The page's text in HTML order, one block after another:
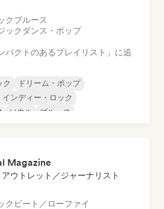
クブルース
ック ダンス・ポップ
パクトのあるプレイリスト」に追
ク
ドリーム・ポップ
インディー・ロック
ソウル ブルース
Magazine
アウトレット／ジャーナリスト
ク ビート／ローファイ